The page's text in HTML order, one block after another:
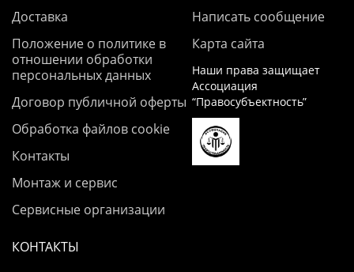
Доставка
Положение о политике в
отношении обработки
персональных данных
Договор публичной оферты
Обработка файлов cookie
Контакты
Монтаж и сервис
Сервисные организации
Написать сообщение
Карта сайта
Наши права защищает
Ассоциация
“Правосубъектность”
КОНТАКТЫ